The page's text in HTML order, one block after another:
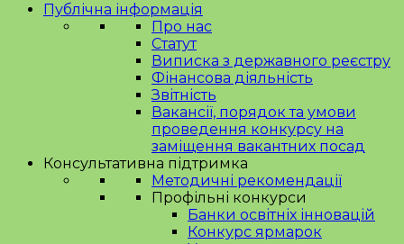
Публічна інформація
Про нас
Статут
Виписка з державного реєстру
Фінансова діяльність
Звітність
Вакансії, порядок та умови
проведення конкурсу на
заміщення вакантних посад
Консультативна підтримка
Методичні рекомендації
Профільні конкурси
Банки освітніх інновацій
Конкурс ярмарок